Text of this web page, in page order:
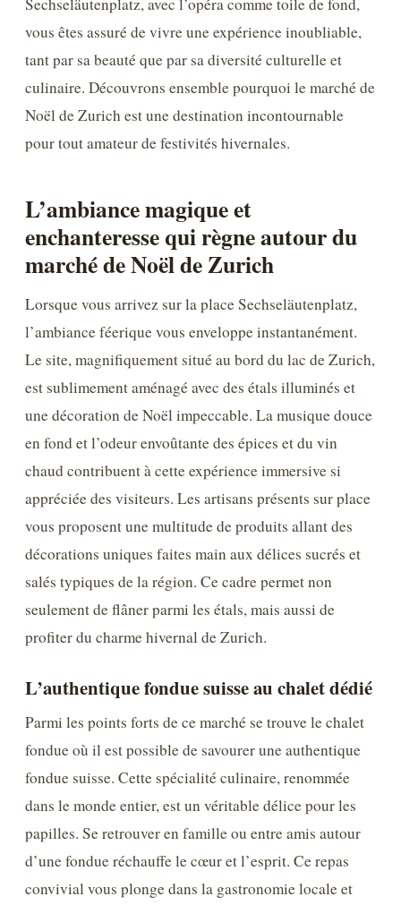
vous êtes assuré de vivre une expérience inoubliable,
tant par sa beauté que par sa diversité culturelle et
culinaire. Découvrons ensemble pourquoi le marché de
Noël de Zurich est une destination incontournable
pour tout amateur de festivités hivernales.
L’ambiance magique et
enchanteresse qui règne autour du
marché de Noël de Zurich
Lorsque vous arrivez sur la place Sechseläutenplatz,
l’ambiance féerique vous enveloppe instantanément.
Le site, magnifiquement situé au bord du lac de Zurich,
est sublimement aménagé avec des étals illuminés et
une décoration de Noël impeccable. La musique douce
en fond et l’odeur envoûtante des épices et du vin
chaud contribuent à cette expérience immersive si
appréciée des visiteurs. Les artisans présents sur place
vous proposent une multitude de produits allant des
décorations uniques faites main aux délices sucrés et
salés typiques de la région. Ce cadre permet non
seulement de flâner parmi les étals, mais aussi de
profiter du charme hivernal de Zurich.
L’authentique fondue suisse au chalet dédié
Parmi les points forts de ce marché se trouve le chalet
fondue où il est possible de savourer une authentique
fondue suisse. Cette spécialité culinaire, renommée
dans le monde entier, est un véritable délice pour les
papilles. Se retrouver en famille ou entre amis autour
d’une fondue réchauffe le cœur et l’esprit. Ce repas
convivial vous plonge dans la gastronomie locale et